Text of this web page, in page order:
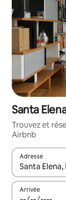
Santa
Trouvez et
Airbnb
Adresse
Lorsque les
Arrivée